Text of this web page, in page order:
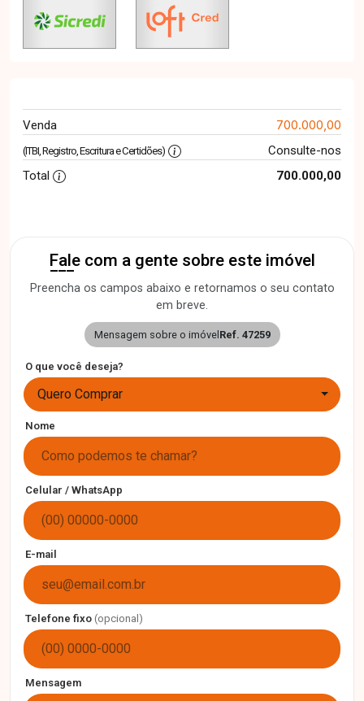
Venda 700.000,00
(ITBI, Registro, Escritura e Certidões)
Consulte-nos
Total
700.000,00
Fale com a gente sobre este imóvel
Preencha os campos abaixo e retornamos o seu contato
em breve.
Mensagem sobre o imóvel Ref. 47259
O que você deseja?
Quero Comprar
Nome
Celular / WhatsApp
E-mail
Telefone fixo (opcional)
Mensagem